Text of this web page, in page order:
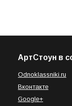
АртСтоун в
Odnoklassniki.ru
Вконтакте
Google+